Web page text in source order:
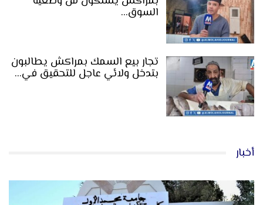
السوق…
تجار بيع السمك بمراكش يطالبون
بتدخل ولائي عاجل للتحقيق في…
أخبار